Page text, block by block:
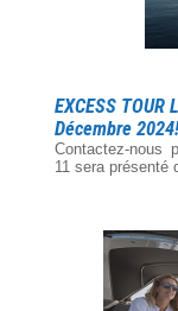
EXCESS
Décembre 2024!
Contactez-nous
11 sera présenté